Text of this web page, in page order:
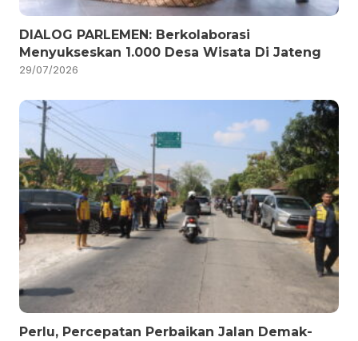
DIALOG PARLEMEN: Berkolaborasi
Menyukseskan 1.000 Desa Wisata Di Jateng
29/07/2026
Perlu, Percepatan Perbaikan Jalan Demak-